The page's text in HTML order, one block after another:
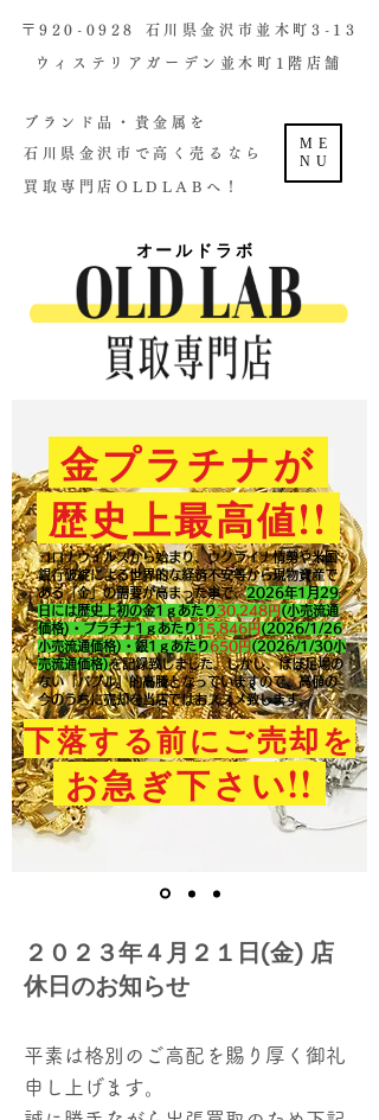
ME
NU
金プラチナが
歴史上最高値!!
コロナウイルスから始まり、ウクライナ情勢や米国
銀行破綻による世界的な経済不安等から現物資産で
ある「金」の需要が高まった事で、2026年1月29
日には歴史上初の金1ｇあたり30,248円 (小売流通
価格)・プラチナ1ｇあたり15,846円 (2026/1/26
小売流通価格)・銀1ｇあたり650円 (2026/1/30小
売流通価格)を記録致しました。​しかし、ほぼ足場の
ない「バブル」的高騰となっていますので、高値の
今のうちに売却を当店ではおススメ致します。
下落する前にご売却を
お急ぎ下さい!!
​〒920-0928 石川県金沢市並木町3-13
ウィステリアガーデン並木町1階店舗​
ブランド品・貴金属を
石川県金沢市で高く売るなら
買取専門店OLDLABへ！
オールドラボ
２０２３年４月２１日(金) 店
休日のお知らせ
平素は格別のご高配を賜り厚く御礼
申し上げます。